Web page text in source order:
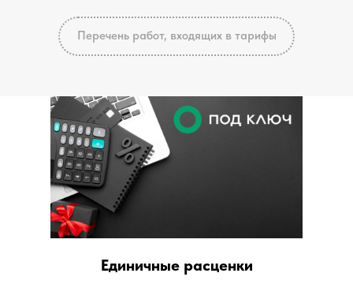
Перечень работ, входящих в тарифы
Единичные расценки